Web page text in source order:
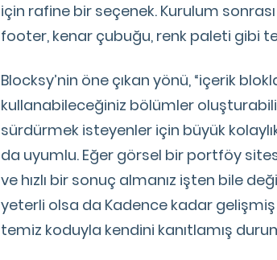
için rafine bir seçenek. Kurulum
footer, kenar çubuğu, renk paleti gibi
Blocksy’nin öne çıkan yönü, “içerik
kullanabileceğiniz bölümler
sürdürmek isteyenler için büyük
da uyumlu. Eğer görsel bir portföy
ve hızlı bir sonuç almanız işten bile
yeterli olsa da Kadence kadar
temiz koduyla kendini kanıtlamış